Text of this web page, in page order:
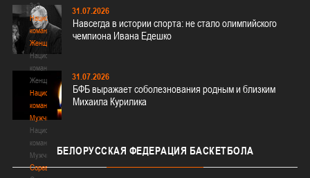
3х3
Национальная
команда.
Женщины
Национальная
команда.
Женщины
Национальная
команда.
Мужчины
Национальная
команда.
Мужчины
Соревнования
31.07.2026
Навсегда в истории спорта: не стало олимпийского
чемпиона Ивана Едешко
31.07.2026
БФБ выражает соболезнования родным и близким
Михаила Курилика
БЕЛОРУССКАЯ ФЕДЕРАЦИЯ БАСКЕТБОЛА